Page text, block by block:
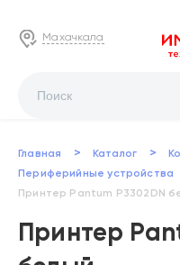
Махачкала
Главная > Каталог >
Периферийные устройства
Принтер Pantum P3302DN
Принтер